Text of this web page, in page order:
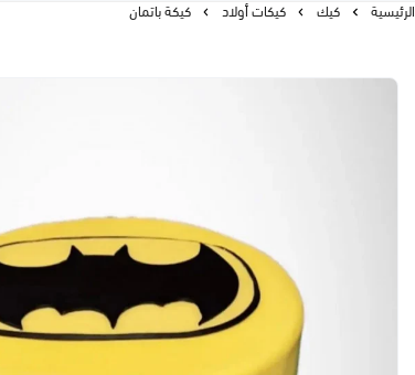
الرئيسية كيك كيكات أولاد كيكة باتمان